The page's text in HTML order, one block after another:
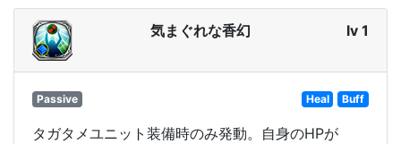
気まぐれな香幻 lv 1
Passive Heal Buff
タガタメユニット装備時のみ発動。自身のHPが